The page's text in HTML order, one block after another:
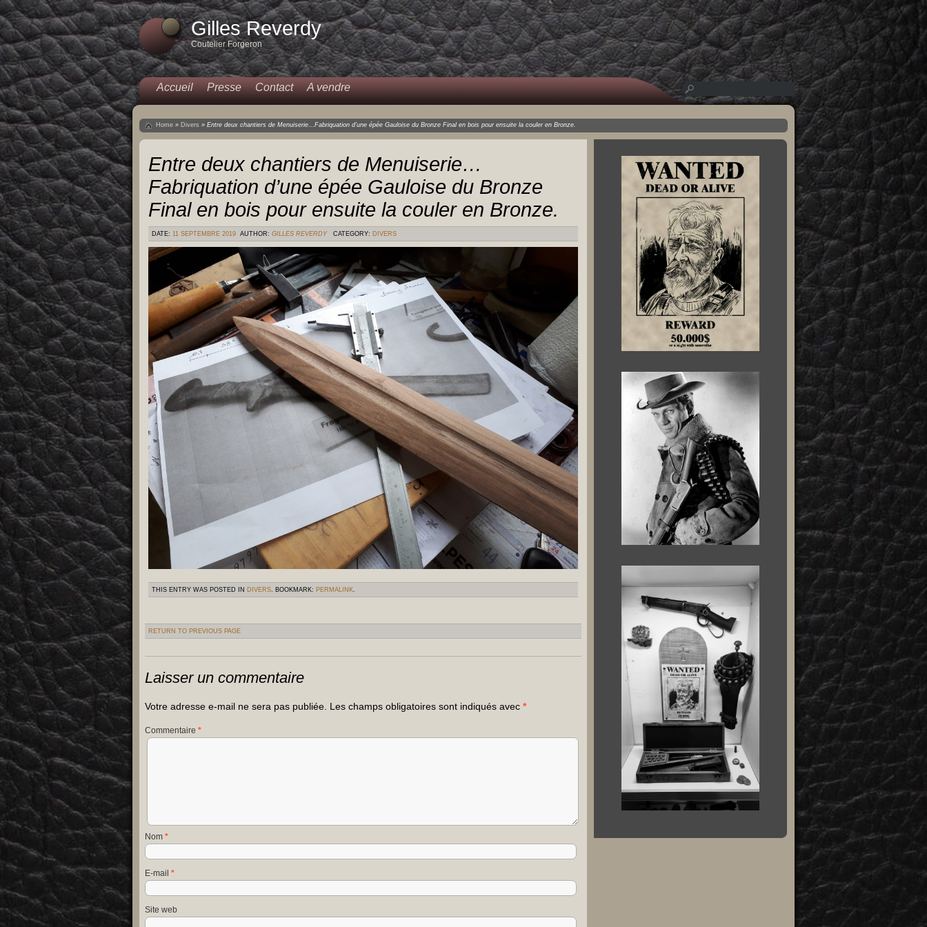
Gilles Reverdy
Coutelier Forgeron
Accueil Presse Contact A vendre
Home » Divers » Entre deux chantiers de Menuiserie…Fabriquation d’une épée Gauloise du Bronze Final en bois pour ensuite la couler en Bronze.
Entre deux chantiers de Menuiserie…
Fabriquation d’une épée Gauloise du Bronze
Final en bois pour ensuite la couler en Bronze.
DATE: 11 SEPTEMBRE 2019 AUTHOR: GILLES REVERDY CATEGORY: DIVERS
THIS ENTRY WAS POSTED IN DIVERS . BOOKMARK: PERMALINK
RETURN TO PREVIOUS PAGE
Laisser un commentaire
Votre adresse e-mail ne sera pas publiée. Les champs obligatoires sont indiqués avec *
Commentaire *
Nom *
E-mail *
Site web